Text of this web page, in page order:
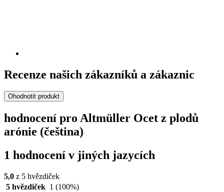
Recenze našich zákazníků a zákaznic
Ohodnotit produkt
hodnocení pro Altmüller Ocet z plodů
arónie (čeština)
1 hodnocení v jiných jazycích
5,0 z 5 hvězdiček
5 hvězdiček 1 (100%)